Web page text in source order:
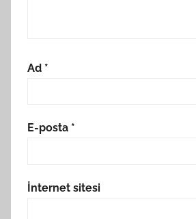
Ad *
E-posta *
İnternet sitesi